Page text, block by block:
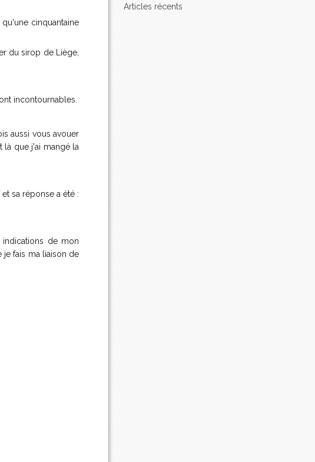
cinquantaine
du sirop de Liège,
incontournables.
aussi vous avouer
là que j'ai mangé la
sa réponse a été :
de mon
fais ma liaison de
articles récents